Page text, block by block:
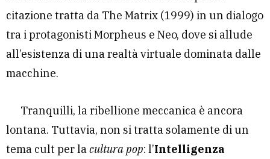
citazione tratta da The Matrix (1999) in un dialogo
tra i protagonisti Morpheus e Neo, dove si allude
all’esistenza di una realtà virtuale dominata dalle
macchine.
Tranquilli, la ribellione meccanica è ancora
lontana. Tuttavia, non si tratta solamente di un
tema cult per lacultura pop: l’Intelligenza